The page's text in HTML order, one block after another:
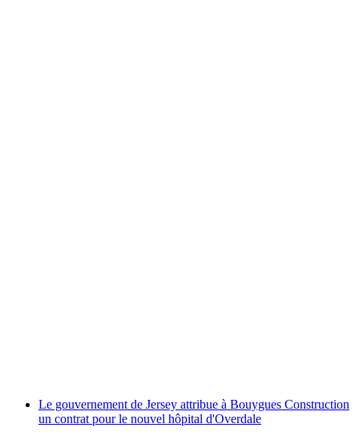
Le gouvernement de Jersey attribue à Bouygues Construction
un contrat pour le nouvel hôpital d'Overdale